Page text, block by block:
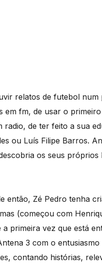
relatos de futebol num
em fm, de usar o
de ter feito a sua
ou Luís Filipe Barros.
os seus próprios
então, Zé Pedro tenha
(começou com
primeira vez que está
3 com o entusiasmo
contando histórias,